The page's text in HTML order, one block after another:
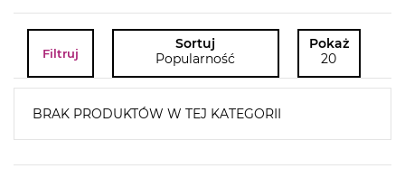
Filtruj
Sortuj
Popularność
Pokaż
20
BRAK PRODUKTÓW W TEJ KATEGORII